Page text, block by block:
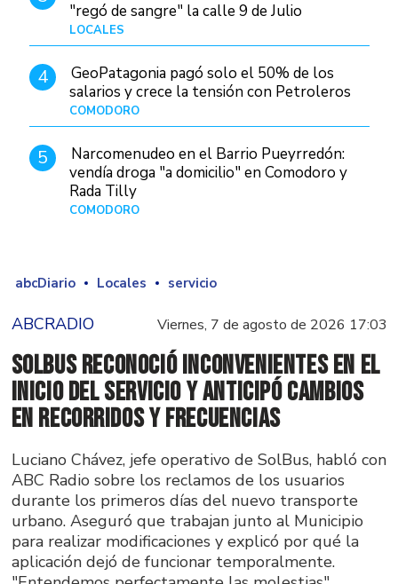
"regó de sangre" la calle 9 de Julio
LOCALES
4
GeoPatagonia pagó solo el 50% de los
salarios y crece la tensión con Petroleros
COMODORO
5
Narcomenudeo en el Barrio Pueyrredón:
vendía droga "a domicilio" en Comodoro y
Rada Tilly
COMODORO
abcDiario Locales servicio
ABCRADIO Viernes, 7 de agosto de 2026 17:03
SolBus reconoció inconvenientes en el
inicio del servicio y anticipó cambios
en recorridos y frecuencias
Luciano Chávez, jefe operativo de SolBus, habló con
ABC Radio sobre los reclamos de los usuarios
durante los primeros días del nuevo transporte
urbano. Aseguró que trabajan junto al Municipio
para realizar modificaciones y explicó por qué la
aplicación dejó de funcionar temporalmente.